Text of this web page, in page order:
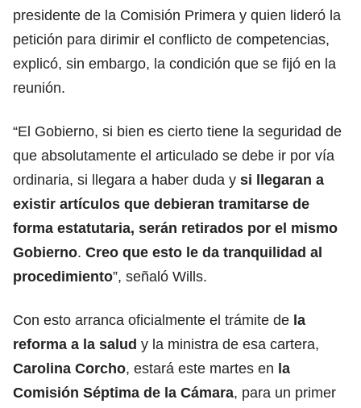
presidente de la Comisión Primera y quien lideró la
petición para dirimir el conflicto de competencias,
explicó, sin embargo, la condición que se fijó en la
reunión.
“El Gobierno, si bien es cierto tiene la seguridad de
que absolutamente el articulado se debe ir por vía
ordinaria, si llegara a haber duda y si llegaran a
existir artículos que debieran tramitarse de
forma estatutaria, serán retirados por el mismo
Gobierno. Creo que esto le da tranquilidad al
procedimiento”, señaló Wills.
Con esto arranca oficialmente el trámite de la
reforma a la salud y la ministra de esa cartera,
Carolina Corcho, estará este martes en la
Comisión Séptima de la Cámara, para un primer